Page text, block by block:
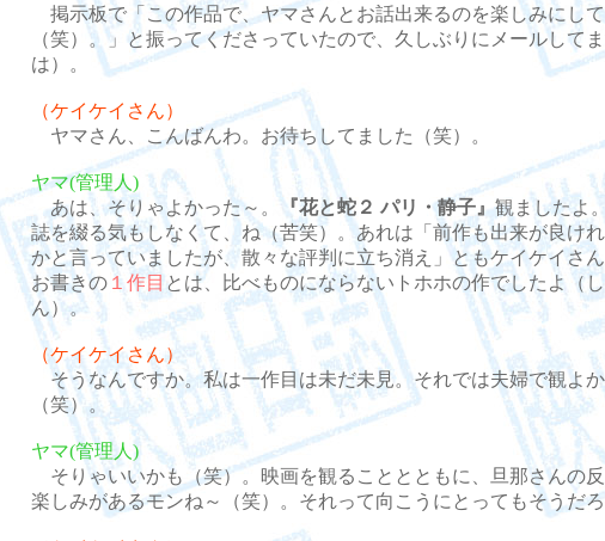
掲示板で「この作品で、ヤマさんとお話出来るのを楽しみにし
（笑）。」と振ってくださっていたので、久しぶりにメールして
は）。
（ケイケイさん）
ヤマさん、こんばんわ。お待ちしてました（笑）。
ヤマ(管理人)
あは、そりゃよかった～。 『花と蛇２ パリ・静子』観ましたよ
誌を綴る気もしなくて、ね（苦笑）。あれは「前作も出来が良け
かと言っていましたが、散々な評判に立ち消え」ともケイケイさ
お書きの １作目 とは、比べものにならないトホホの作でしたよ（
ん）。
（ケイケイさん）
そうなんですか。私は一作目は未だ未見。それでは夫婦で観よ
（笑）。
ヤマ(管理人)
そりゃいいかも（笑）。映画を観ることとともに、旦那さんの
楽しみがあるモンね～（笑）。それって向こうにとってもそうだろ